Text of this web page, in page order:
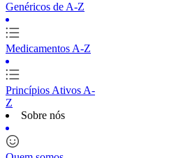
Genéricos de A-Z
Medicamentos A-Z
Princípios Ativos A-
Z
Sobre nós